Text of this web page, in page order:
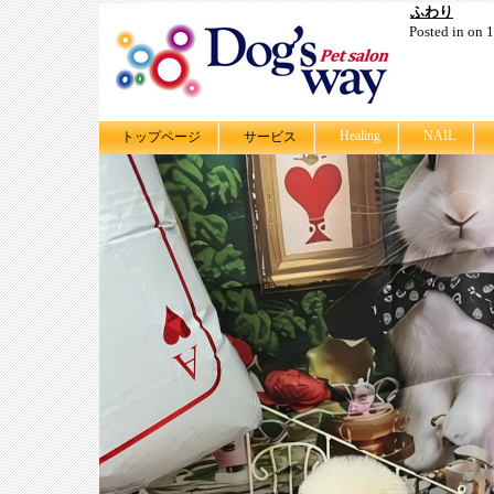
トップページ サービス Healing NAIL
ふわり
Posted in on